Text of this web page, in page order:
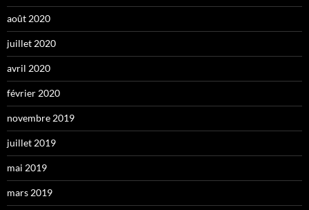
août 2020
juillet 2020
avril 2020
février 2020
novembre 2019
juillet 2019
mai 2019
mars 2019